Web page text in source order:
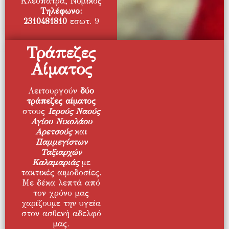
Τηλέφωνο:
2310481810εσωτ. 9
Τράπεζες
Αίματος
Λειτουργούνδύο
τράπεζες αίματος
στους Ιερούς Ναούς
Αγίου Νικολάου
Αρετσούςκαι
Παμμεγίστων
Ταξιαρχών
Καλαμαριάςμε
τακτικές αιμοδοσίες.
Με δέκα λεπτά από
τον χρόνο μας
χαρίζουμε την υγεία
στον ασθενή αδελφό
μας.